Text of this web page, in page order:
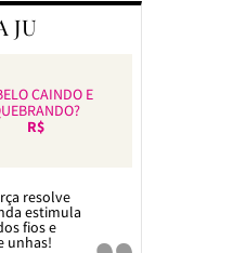
JU
CAINDO E
R$
resolve
estimula
fios e
unhas!